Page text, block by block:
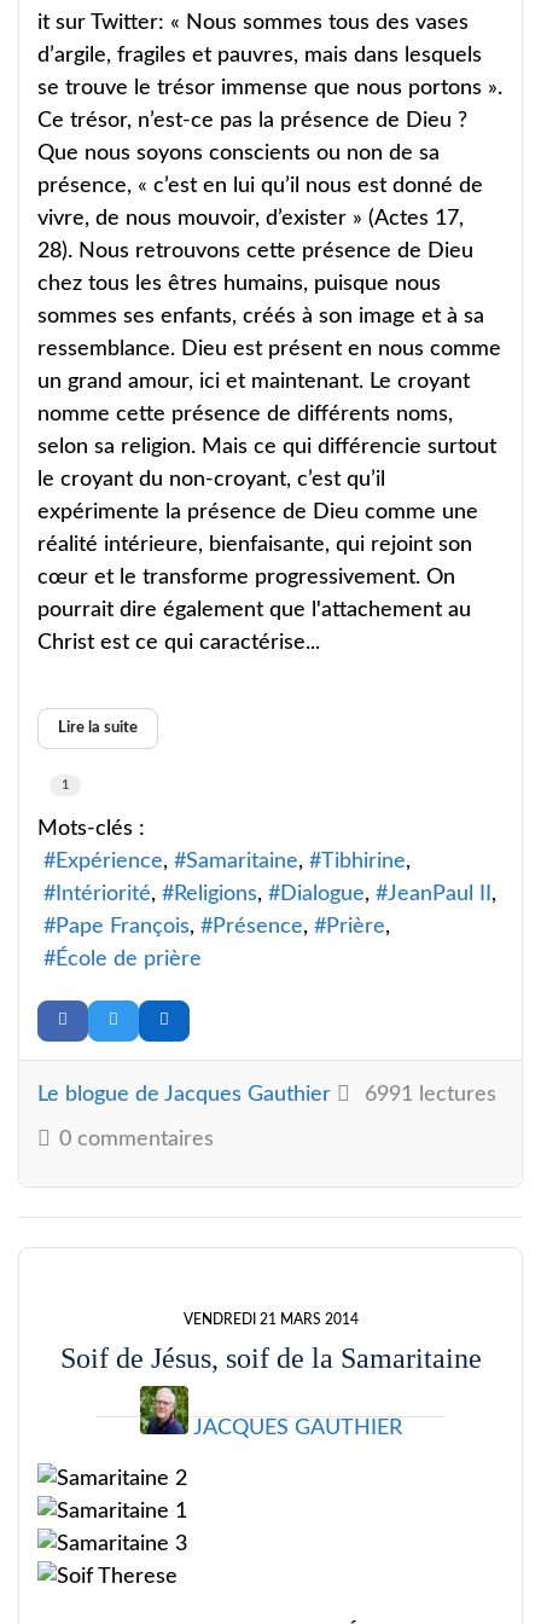
it sur Twitter: « Nous sommes tous des vases
d’argile, fragiles et pauvres, mais dans lesquels
se trouve le trésor immense que nous portons ».
Ce trésor, n’est-ce pas la présence de Dieu ?
Que nous soyons conscients ou non de sa
présence, « c’est en lui qu’il nous est donné de
vivre, de nous mouvoir, d’exister » (Actes 17,
28). Nous retrouvons cette présence de Dieu
chez tous les êtres humains, puisque nous
sommes ses enfants, créés à son image et à sa
ressemblance. Dieu est présent en nous comme
un grand amour, ici et maintenant. Le croyant
nomme cette présence de différents noms,
selon sa religion. Mais ce qui différencie surtout
le croyant du non-croyant, c’est qu’il
expérimente la présence de Dieu comme une
réalité intérieure, bienfaisante, qui rejoint son
cœur et le transforme progressivement. On
pourrait dire également que l'attachement au
Christ est ce qui caractérise...
Lire la suite
1
Mots-clés :
Expérience
Samaritaine
Tibhirine
Intériorité
Religions Dialogue
JeanPaul II
Pape François
Présence
Prière
École de prière
Le blogue de Jacques Gauthier 6991 lectures
0 commentaires
VENDREDI 21 MARS 2014
Soif de Jésus, soif de la Samaritaine
JACQUES GAUTHIER